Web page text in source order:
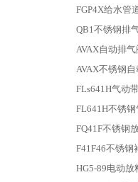
FGP4X给水管
QB1不锈钢排
AVAX自动排气
AVAX不锈钢
FLs641H气动
FL641H不锈
FQ41F不锈钢
F41F46不锈钢
HG5-89电动放